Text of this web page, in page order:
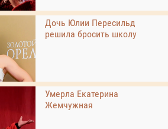
Дочь Юлии Пересильд
решила бросить школу
Умерла Екатерина
Жемчужная